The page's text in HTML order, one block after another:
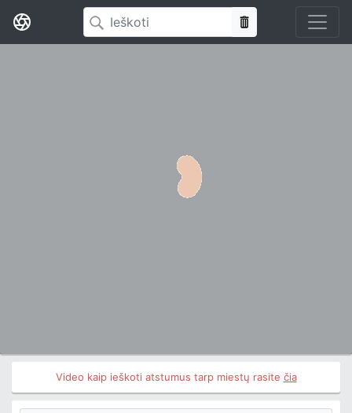
Video kaip ieškoti atstumus tarp miestų rasite čia